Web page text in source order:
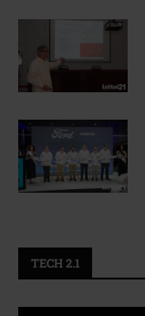
TECH 2.1